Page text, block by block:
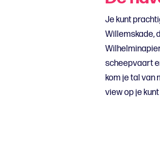
Je kunt
Willemskade,
scheepvaart
kom je tal van
view op je